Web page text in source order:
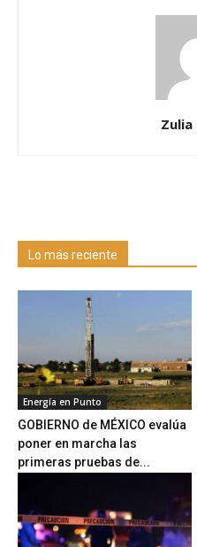
Zulia
Lo más reciente
Energía en Punto
GOBIERNO de MÉXICO evalúa
poner en marcha las
primeras pruebas de...